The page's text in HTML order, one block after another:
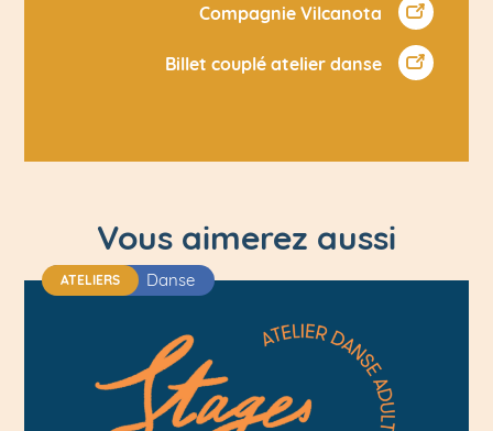
Compagnie Vilcanota
Billet couplé atelier danse
Vous aimerez aussi
ATELIERS Danse